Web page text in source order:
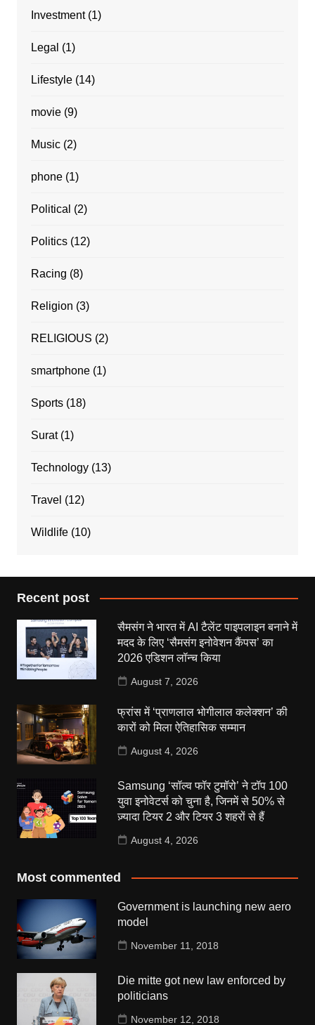
Investment(1)
Legal (1)
Lifestyle(14)
movie(9)
Music(2)
phone(1)
Political (2)
Politics(12)
Racing (8)
Religion (3)
RELIGIOUS (2)
smartphone(1)
Sports(18)
Surat(1)
Technology(13)
Travel (12)
Wildlife(10)
Recent post
सैमसंग ने भारत में AI टैलेंट पाइपलाइन बनाने में
मदद के लिए ‘सैमसंग इनोवेशन कैंपस’ का
2026 एडिशन लॉन्च किया
August 7, 2026
फ्रांस में ‘प्राणलाल भोगीलाल कलेक्शन’ की
कारों को मिला ऐतिहासिक सम्मान
August 4, 2026
Samsung ‘सॉल्व फॉर टुमॉरो’ ने टॉप 100
युवा इनोवेटर्स को चुना है, जिनमें से 50% से
ज़्यादा टियर 2 और टियर 3 शहरों से हैं
August 4, 2026
Most commented
Government is launching new aero
model
November 11, 2018
Die mitte got new law enforced by
politicians
November 12, 2018